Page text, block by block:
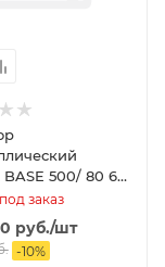
500/ 80 6
заказ
руб./шт
-10%